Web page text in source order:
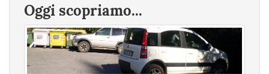
Oggi scopriamo...